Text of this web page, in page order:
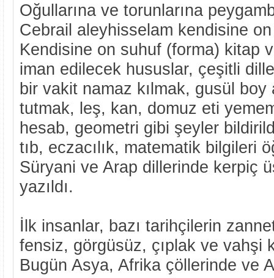
Oğullarına ve torunlarına
Cebrail aleyhisselam kendisine
Kendisine on suhuf (forma) kitap
iman edilecek hususlar, çeşitli
bir vakit namaz kılmak, gusül
tutmak, leş, kan, domuz eti
hesab, geometri gibi şeyler
tıb, eczacılık, matematik bilgileri
Süryani ve Arap dillerinde kerpiç
yazıldı.
İlk insanlar, bazı tarihçilerin
fensiz, görgüsüz, çıplak ve vahşi
Bugün Asya, Afrika çöllerinde ve